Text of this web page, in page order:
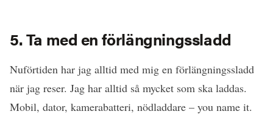
5. Ta med en förlängningssladd
Nuförtiden har jag alltid med mig en förlängningssladd
när jag reser. Jag har alltid så mycket som ska laddas.
Mobil, dator, kamerabatteri, nödladdare – you name it.